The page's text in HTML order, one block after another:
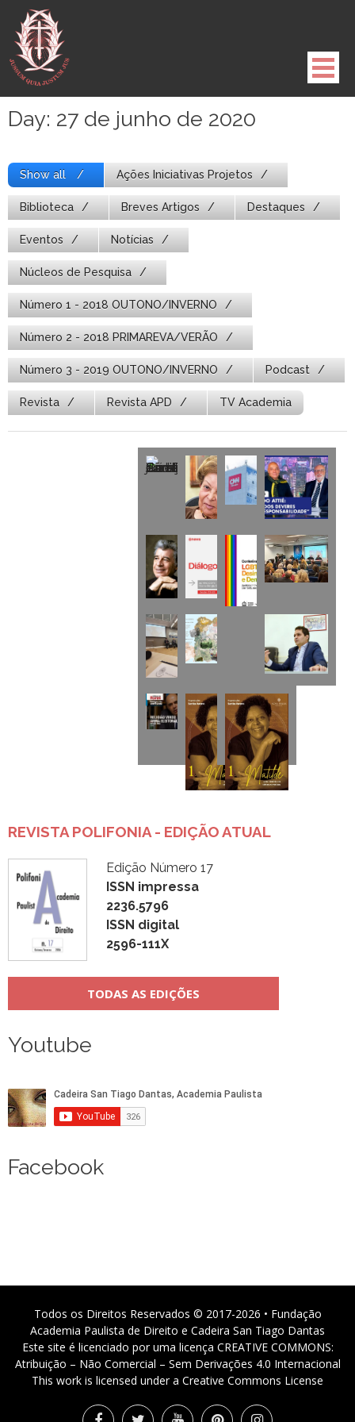
para
conteúdo
Day: 27 de junho de 2020
Show all Ações Iniciativas Projetos
Biblioteca Breves Artigos Destaques
Eventos Notícias
Núcleos de Pesquisa
Número 1 - 2018 OUTONO/INVERNO
Número 2 - 2018 PRIMAREVA/VERÃO
Número 3 - 2019 OUTONO/INVERNO Podcast
Revista Revista APD TV Academia
REVISTA POLIFONIA - EDIÇÃO ATUAL
Edição Número 17
ISSN impressa
2236.5796
ISSN digital
2596-111X
TODAS AS EDIÇÕES
Youtube
Facebook
Todos os Direitos Reservados © 2017-2026 • Fundação
Academia Paulista de Direito e Cadeira San Tiago Dantas
Este site é licenciado por uma licença CREATIVE COMMONS:
Atribuição – Não Comercial – Sem Derivações 4.0 Internacional
This work is licensed under a Creative Commons License